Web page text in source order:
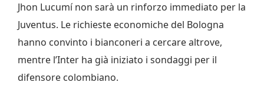
Jhon Lucumí non sarà un rinforzo immediato per la
Juventus. Le richieste economiche del Bologna
hanno convinto i bianconeri a cercare altrove,
mentre l’Inter ha già iniziato i sondaggi per il
difensore colombiano.